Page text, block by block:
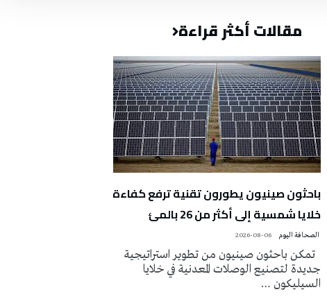
مقالات أكثر قراءة
باحثون صينيون يطورون تقنية ترفع كفاءة
خلايا شمسية إلى أكثر من 26 بالمئ
2026-08-06
تمكن باحثون صينيون من تطوير استراتيجية
جديدة لتصنيع الوصلات المعدنية في خلايا
السيليكون …